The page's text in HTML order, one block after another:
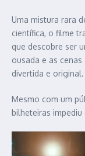
Uma mistura rara
científica, o filme
que descobre ser
ousada e as
divertida e original.
Mesmo com um
bilheteiras impediu